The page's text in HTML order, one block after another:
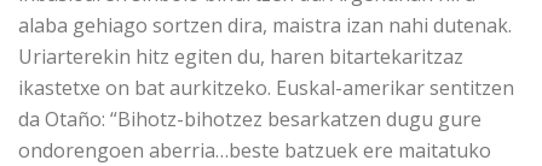
alaba gehiago sortzen dira, maistra izan nahi dutenak.
Uriarterekin hitz egiten du, haren bitartekaritzaz
ikastetxe on bat aurkitzeko. Euskal-amerikar sentitzen
da Otaño: “Bihotz-bihotzez besarkatzen dugu gure
ondorengoen aberria…beste batzuek ere maitatuko